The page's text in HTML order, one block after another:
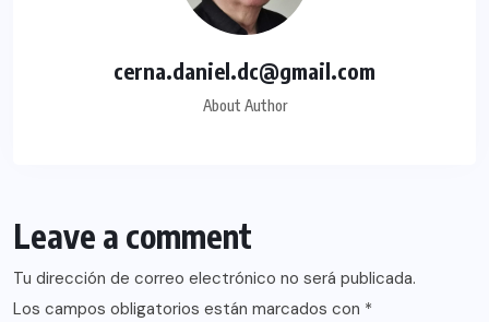
cerna.daniel.dc@gmail.com
About Author
Leave a comment
Tu dirección de correo electrónico no será publicada.
Los campos obligatorios están marcados con *